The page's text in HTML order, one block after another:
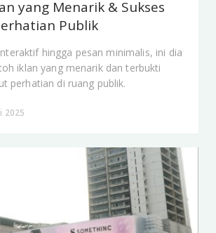
yang Menarik & Sukses
Publik
hingga pesan minimalis, ini dia
iklan yang menarik dan terbukti
perhatian di ruang publik.
2025